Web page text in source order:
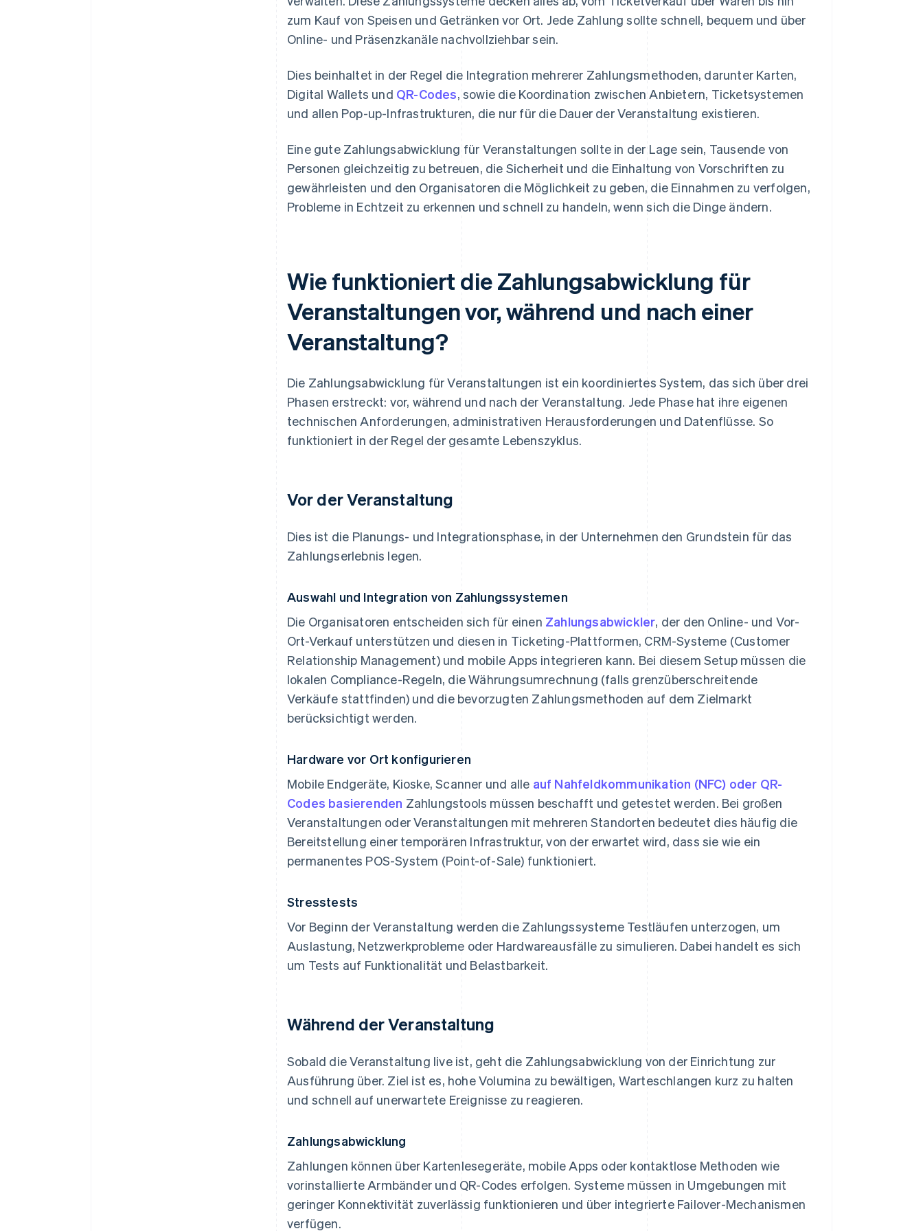
zum Kauf von Speisen und Getränken vor Ort. Jede Zahlung sollte schnell, bequem und über
Online- und Präsenzkanäle nachvollziehbar sein.
Dies beinhaltet in der Regel die Integration mehrerer Zahlungsmethoden, darunter Karten,
Digital Wallets und QR-Codes, sowie die Koordination zwischen Anbietern, Ticketsystemen
und allen Pop-up-Infrastrukturen, die nur für die Dauer der Veranstaltung existieren.
Eine gute Zahlungsabwicklung für Veranstaltungen sollte in der Lage sein, Tausende von
Personen gleichzeitig zu betreuen, die Sicherheit und die Einhaltung von Vorschriften zu
gewährleisten und den Organisatoren die Möglichkeit zu geben, die Einnahmen zu verfolgen,
Probleme in Echtzeit zu erkennen und schnell zu handeln, wenn sich die Dinge ändern.
Wie funktioniert die Zahlungsabwicklung für
Veranstaltungen vor, während und nach einer
Veranstaltung?
Die Zahlungsabwicklung für Veranstaltungen ist ein koordiniertes System, das sich über drei
Phasen erstreckt: vor, während und nach der Veranstaltung. Jede Phase hat ihre eigenen
technischen Anforderungen, administrativen Herausforderungen und Datenflüsse. So
funktioniert in der Regel der gesamte Lebenszyklus.
Vor der Veranstaltung
Dies ist die Planungs- und Integrationsphase, in der Unternehmen den Grundstein für das
Zahlungserlebnis legen.
Auswahl und Integration von Zahlungssystemen
Die Organisatoren entscheiden sich für einen Zahlungsabwickler, der den Online- und Vor-
Ort-Verkauf unterstützen und diesen in Ticketing-Plattformen, CRM-Systeme (Customer
Relationship Management) und mobile Apps integrieren kann. Bei diesem Setup müssen die
lokalen Compliance-Regeln, die Währungsumrechnung (falls grenzüberschreitende
Verkäufe stattfinden) und die bevorzugten Zahlungsmethoden auf dem Zielmarkt
berücksichtigt werden.
Hardware vor Ort konfigurieren
Mobile Endgeräte, Kioske, Scanner und alle auf Nahfeldkommunikation (NFC) oder QR-
Codes basierenden Zahlungstools müssen beschafft und getestet werden. Bei großen
Veranstaltungen oder Veranstaltungen mit mehreren Standorten bedeutet dies häufig die
Bereitstellung einer temporären Infrastruktur, von der erwartet wird, dass sie wie ein
permanentes POS-System (Point-of-Sale) funktioniert.
Stresstests
Vor Beginn der Veranstaltung werden die Zahlungssysteme Testläufen unterzogen, um
Auslastung, Netzwerkprobleme oder Hardwareausfälle zu simulieren. Dabei handelt es sich
um Tests auf Funktionalität und Belastbarkeit.
Während der Veranstaltung
Sobald die Veranstaltung live ist, geht die Zahlungsabwicklung von der Einrichtung zur
Ausführung über. Ziel ist es, hohe Volumina zu bewältigen, Warteschlangen kurz zu halten
und schnell auf unerwartete Ereignisse zu reagieren.
Zahlungsabwicklung
Zahlungen können über Kartenlesegeräte, mobile Apps oder kontaktlose Methoden wie
vorinstallierte Armbänder und QR-Codes erfolgen. Systeme müssen in Umgebungen mit
geringer Konnektivität zuverlässig funktionieren und über integrierte Failover-Mechanismen
verfügen.